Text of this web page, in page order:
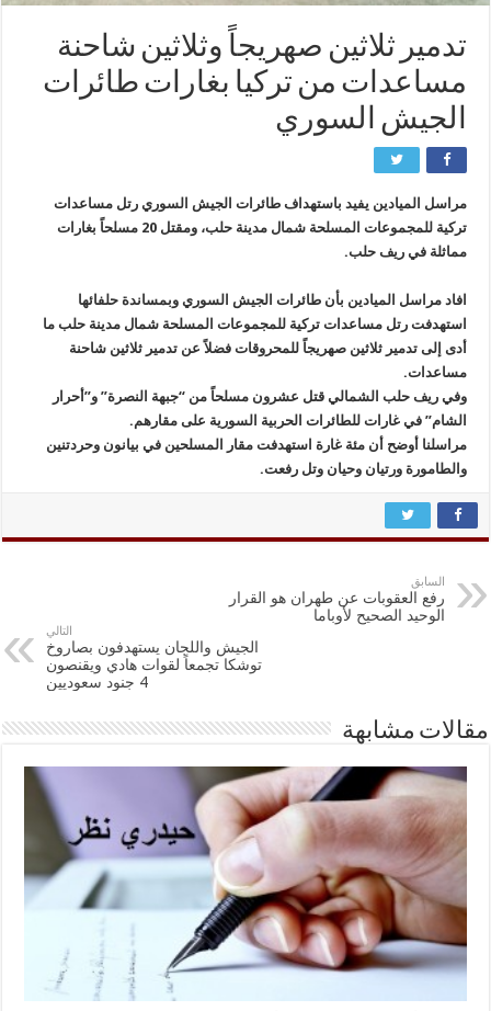
تدمير ثلاثين صهريجاً وثلاثين شاحنة
مساعدات من تركيا بغارات طائرات
الجيش السوري
مراسل الميادين يفيد باستهداف طائرات الجيش السوري رتل مساعدات
تركية للمجموعات المسلحة شمال مدينة حلب، ومقتل 20 مسلحاً بغارات
مماثلة في ريف حلب.
افاد مراسل الميادين بأن طائرات الجيش السوري وبمساندة حلفائها
استهدفت رتل مساعدات تركية للمجموعات المسلحة شمال مدينة حلب ما
أدى إلى تدمير ثلاثين صهريجاً للمحروقات فضلاً عن تدمير ثلاثين شاحنة
مساعدات.
وفي ريف حلب الشمالي قتل عشرون مسلحاً من “جبهة النصرة” و”أحرار
الشام” في غارات للطائرات الحربية السورية على مقارهم.
مراسلنا أوضح أن مئة غارة استهدفت مقار المسلحين في بيانون وحردتنين
والطامورة ورتيان وحيان وتل رفعت.
السابق
رفع العقوبات عن طهران هو القرار
الوحيد الصحيح لأوباما
التالي
الجيش واللجان يستهدفون بصاروخ
توشكا تجمعاً لقوات هادي ويقنصون
4 جنود سعوديين
مقالات مشابهة